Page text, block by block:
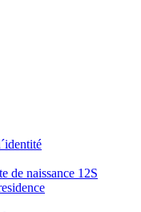
de naissance 12S